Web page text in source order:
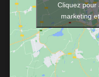
Cliquez pour
marketing